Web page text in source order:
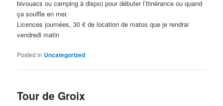
bivouacs ou camping à dispo) pour débuter l’itinérance ou quand
ça souffle en mer.
Licences journées, 30 € de location de matos que je rendrai
vendredi matin
Posted in Uncategorized
Tour de Groix